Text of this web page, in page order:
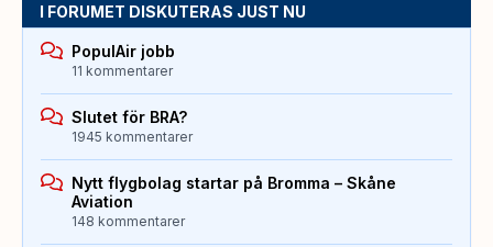
I FORUMET DISKUTERAS JUST NU
PopulAir jobb
11 kommentarer
Slutet för BRA?
1945 kommentarer
Nytt flygbolag startar på Bromma – Skåne
Aviation
148 kommentarer